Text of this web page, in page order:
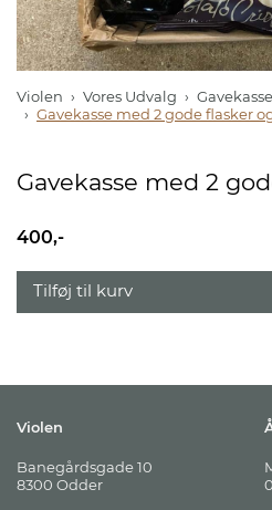
Violen Vores Udvalg
Gavekasse med 2 gode flasker
Gavekasse med 2
400,-
Tilføj til kurv
Violen
Banegårdsgade 10
8300 Odder